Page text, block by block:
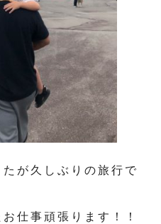
が久しぶりの旅行で
仕事頑張ります！！